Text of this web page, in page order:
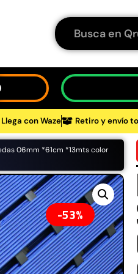
Llega con Waze Retiro y envío
06mm *61cm *13mts color
53%